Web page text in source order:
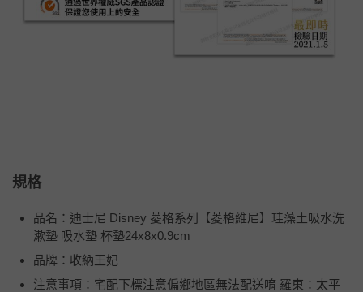
規格
品名：迪士尼 Disney 菱格系列【菱格維尼】珪藻土吸水洗
漱墊 吸水墊 杯墊24x8x0.9cm
品牌：收納王妃
注意事項：宅配下標注意偏鄉地區無法配送唷 羅東：太平